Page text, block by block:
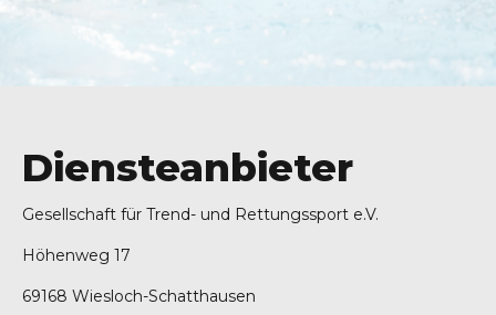
Diensteanbieter
Gesellschaft für Trend- und Rettungssport e.V.
Höhenweg 17
69168 Wiesloch-Schatthausen